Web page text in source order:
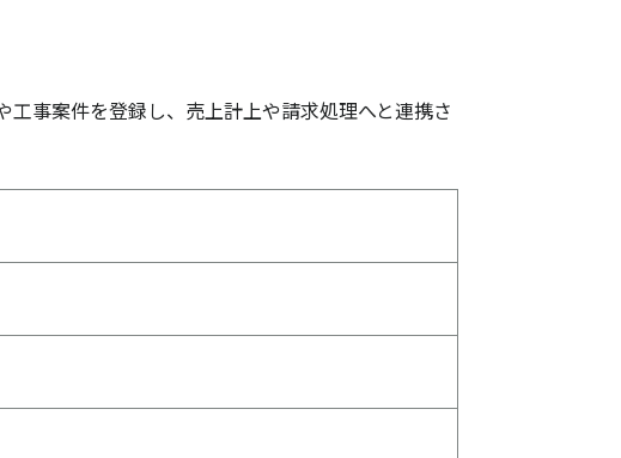
事案件を登録し、売上計上や請求処理へと連携さ